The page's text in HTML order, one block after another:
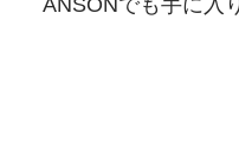
ANSONでも手に入